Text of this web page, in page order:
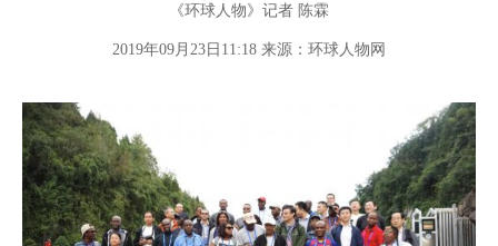
《环球人物》记者 陈霖
2019年09月23日11:18 来源： 环球人物网